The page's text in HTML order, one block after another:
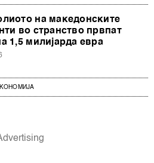
на македонските
во странство првпат
1,5 милијарда евра